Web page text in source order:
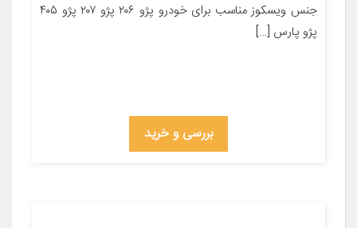
جنس ویسکوز مناسب برای خودرو پژو ۲۰۶ پژو ۲۰۷ پژو ۴۰۵
پژو پارس […]
بررسی و خرید